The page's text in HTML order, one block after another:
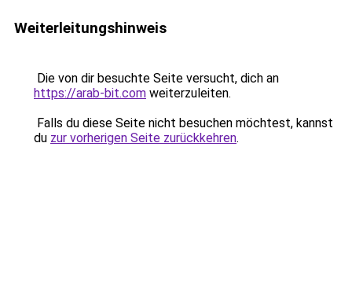
Weiterleitungshinweis
Die von dir besuchte Seite versucht, dich an
https://arab-bit.com weiterzuleiten.
Falls du diese Seite nicht besuchen möchtest, kannst
du zur vorherigen Seite zurückkehren.